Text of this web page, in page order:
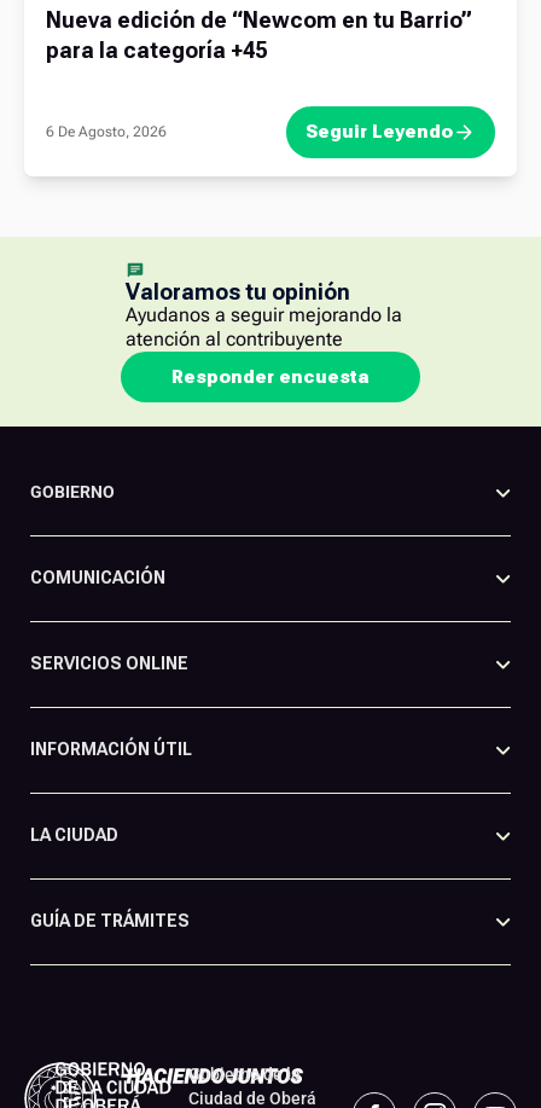
Nueva edición de “Newcom en tu Barrio”
para la categoría +45
6 De Agosto, 2026 Seguir Leyendo
Valoramos tu opinión
Ayudanos a seguir mejorando la
atención al contribuyente
Responder encuesta
GOBIERNO
COMUNICACIÓN
SERVICIOS ONLINE
INFORMACIÓN ÚTIL
LA CIUDAD
GUÍA DE TRÁMITES
Gobierno de la
Ciudad de Oberá